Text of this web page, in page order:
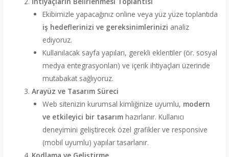
Ekibimizle yapacağınız online veya yüz yüze toplantıda
iş hedeflerinizi ve gereksinimlerinizi analiz
ediyoruz.
Kullanılacak sayfa yapıları, gerekli eklentiler (ör. sosyal
medya entegrasyonları) ve içerik ihtiyaçları üzerinde
mutabakat sağlıyoruz.
Arayüz ve Tasarım Süreci
Web sitenizin kurumsal kimliğinize uyumlu, modern
ve etkileyici bir tasarımhazırlanır. Kullanıcı
deneyimini geliştirecek özel grafikler ve responsive
(mobil uyumlu) yapılar tasarlanır.